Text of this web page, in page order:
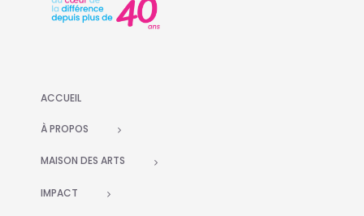
ACCUEIL
À PROPOS
MAISON DES ARTS
IMPACT